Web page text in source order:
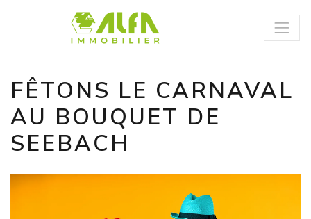
FÊTONS LE CARNAVAL
AU BOUQUET DE
SEEBACH